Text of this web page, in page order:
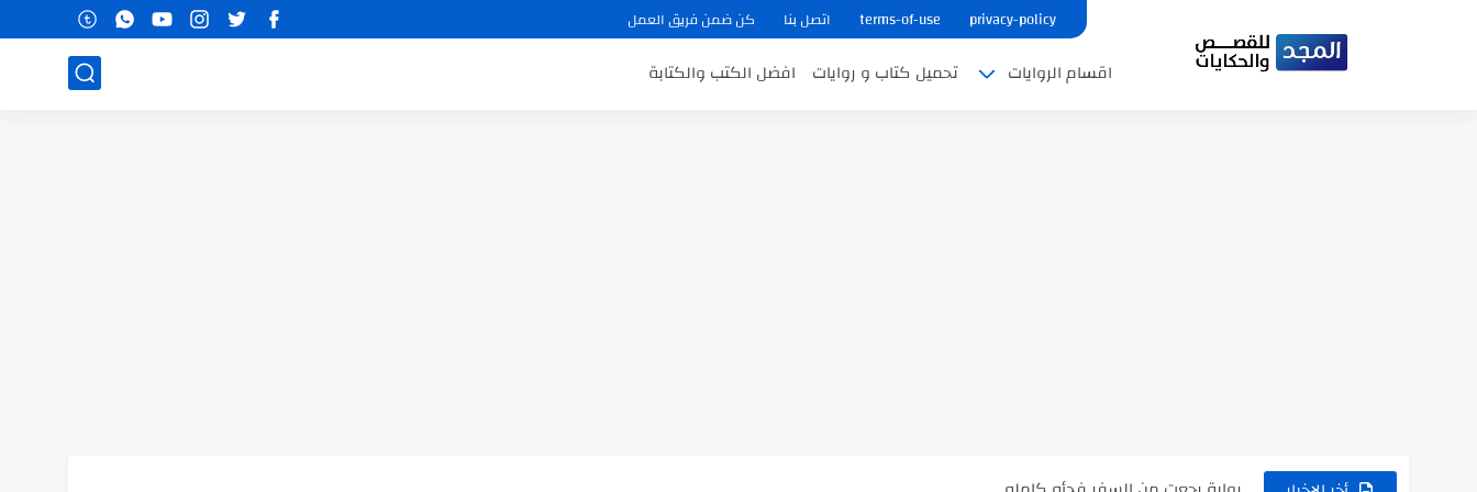
privacy-policy
terms-of-use اتصل بنا كن ضمن فريق العمل
اقسام الروايات تحميل كتاب و روايات افضل الكتب والكتابة